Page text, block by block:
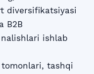
diversifikatsiyasi
B2B
ishlab
tashqi